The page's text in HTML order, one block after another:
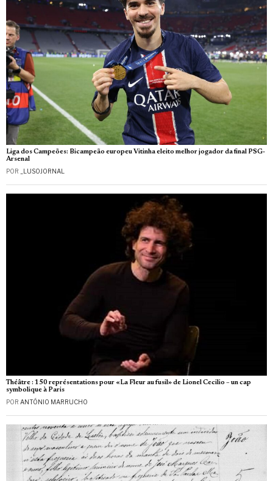
Liga dos Campeões: Bicampeão europeu Vitinha eleito melhor jogador da final PSG-
Arsenal
POR _LUSOJORNAL
Théâtre : 150 représentations pour «La Fleur au fusil» de Lionel Cecilio – un cap
symbolique à Paris
POR ANTÓNIO MARRUCHO